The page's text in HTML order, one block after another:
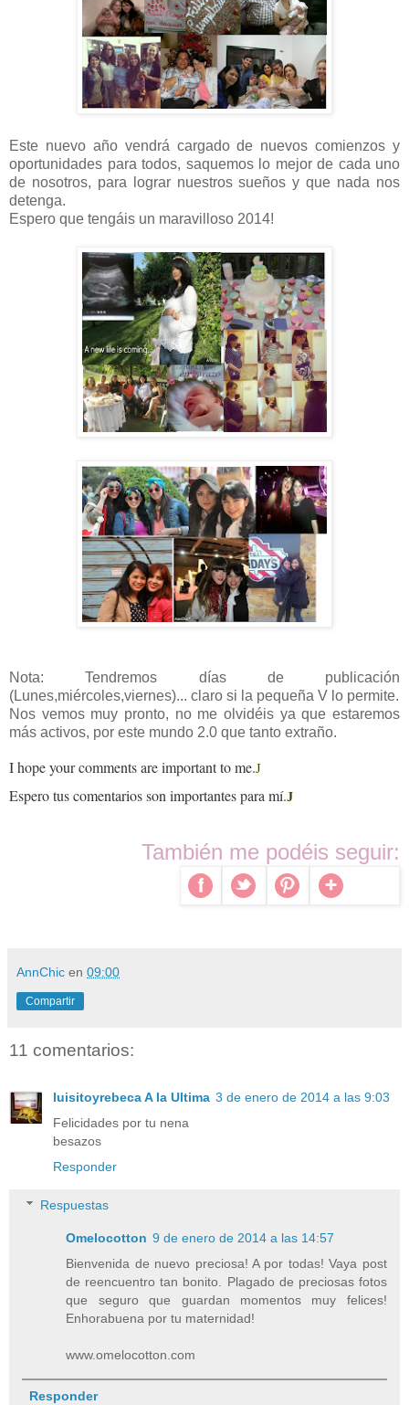
Este nuevo año vendrá cargado de nuevos comienzos y
oportunidades para todos, saquemos lo mejor de cada uno
de nosotros, para lograr nuestros sueños y que nada nos
detenga.
Espero que tengáis un maravilloso 2014!
Nota: Tendremos días de publicación
(Lunes,miércoles,viernes)... claro si la pequeña V lo permite.
Nos vemos muy pronto, no me olvidéis ya que estaremos
más activos, por este mundo 2.0 que tanto extraño.
I hope your comments are important to me.J
Espero tus comentarios son importantes para mí.J
También me podéis seguir:
AnnChic en 09:00
Compartir
11 comentarios:
luisitoyrebeca A la Ultima 3 de enero de 2014 a las 9:03
Felicidades por tu nena
besazos
Responder
Respuestas
Omelocotton 9 de enero de 2014 a las 14:57
Bienvenida de nuevo preciosa! A por todas! Vaya post
de reencuentro tan bonito. Plagado de preciosas fotos
que seguro que guardan momentos muy felices!
Enhorabuena por tu maternidad!
www.omelocotton.com
Responder